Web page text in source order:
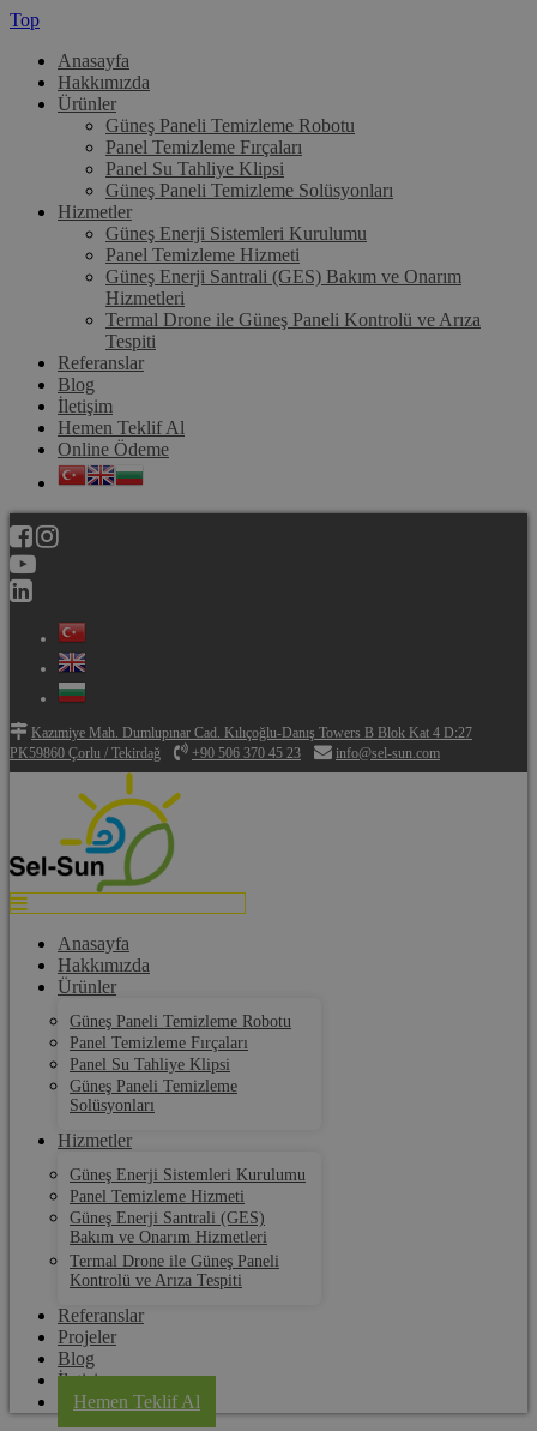
Top
Anasayfa
Hakkımızda
Ürünler
Güneş Paneli Temizleme Robotu
Panel Temizleme Fırçaları
Panel Su Tahliye Klipsi
Güneş Paneli Temizleme Solüsyonları
Hizmetler
Güneş Enerji Sistemleri Kurulumu
Panel Temizleme Hizmeti
Güneş Enerji Santrali (GES) Bakım ve Onarım
Hizmetleri
Termal Drone ile Güneş Paneli Kontrolü ve Arıza
Tespiti
Referanslar
Blog
İletişim
Hemen Teklif Al
Online Ödeme
Kazımiye Mah. Dumlupınar Cad. Kılıçoğlu-Danış Towers B Blok Kat 4 D:27
PK59860 Çorlu / Tekirdağ
+90 506 370 45 23 info@sel-sun.com
Anasayfa
Hakkımızda
Ürünler
Güneş Paneli Temizleme Robotu
Panel Temizleme Fırçaları
Panel Su Tahliye Klipsi
Güneş Paneli Temizleme
Solüsyonları
Hizmetler
Güneş Enerji Sistemleri Kurulumu
Panel Temizleme Hizmeti
Güneş Enerji Santrali (GES)
Bakım ve Onarım Hizmetleri
Termal Drone ile Güneş Paneli
Kontrolü ve Arıza Tespiti
Referanslar
Projeler
Blog
İletişim
Hemen Teklif Al